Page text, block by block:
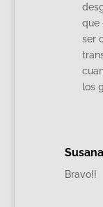
que
ser
los
Susana
Bravo!!